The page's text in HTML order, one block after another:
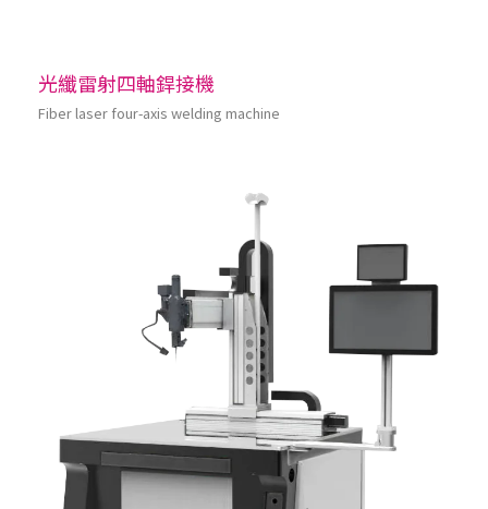
光纖雷射四軸銲接機
Fiber laser four-axis welding machine